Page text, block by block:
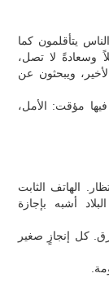
يتأقلمون كما
وسعادةً لا تصل،
ويبحثون عن
مؤقت: الأمل،
الهاتف الثابت
أشبه بإجازة
كل إنجازٍ صغير